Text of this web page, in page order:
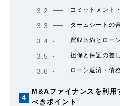
3.2 コミットメント
3.3 タームシートの
3.4 買収契約とロー
3.5 担保と保証の差
3.6 ローン返済・債
4
M&Aファイナンスを利用
べきポイント